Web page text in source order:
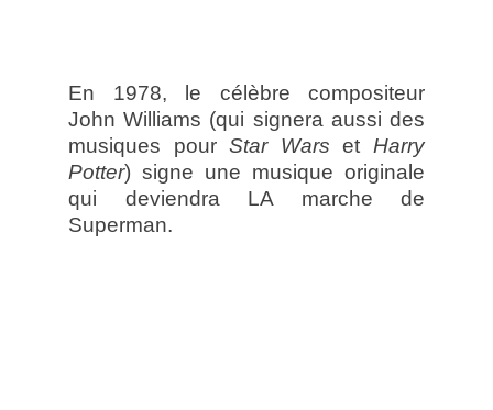
En 1978, le célèbre compositeur
John Williams (qui signera aussi des
musiques pourStar Wars etHarry
Potter) signe une musique originale
qui deviendra LA marche de
Superman.